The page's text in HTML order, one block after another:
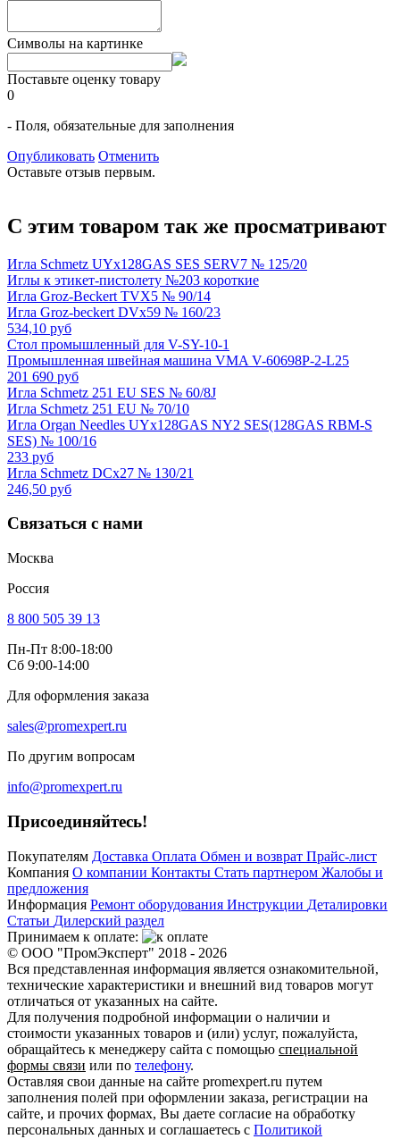
Символы на картинке
Поставьте оценку товару
0
- Поля, обязательные для заполнения
Опубликовать Отменить
Оставьте отзыв первым.
С этим товаром так же просматривают
Игла Schmetz UYx128GAS SES SERV7 № 125/20
Иглы к этикет-пистолету №203 короткие
Игла Groz-Beckert TVX5 № 90/14
Игла Groz-beckert DVx59 № 160/23
534,10 руб
Стол промышленный для V-SY-10-1
Промышленная швейная машина VMA V-60698P-2-L25
201 690 руб
Игла Schmetz 251 EU SES № 60/8J
Игла Schmetz 251 EU № 70/10
Игла Organ Needles UYx128GAS NY2 SES(128GAS RBM-S
SES) № 100/16
233 руб
Игла Schmetz DCx27 № 130/21
246,50 руб
Связаться с нами
Москва
Россия
8 800 505 39 13
Пн-Пт 8:00-18:00
Сб 9:00-14:00
Для оформления заказа
sales@promexpert.ru
По другим вопросам
info@promexpert.ru
Присоединяйтесь!
Покупателям Доставка Оплата Обмен и возврат Прайс-лист
Компания О компании Контакты Стать партнером Жалобы и
предложения
Информация Ремонт оборудования Инструкции Деталировки
Статьи Дилерский раздел
Принимаем к оплате:
© ООО "ПромЭксперт" 2018 - 2026
Вся представленная информация является ознакомительной,
технические характеристики и внешний вид товаров могут
отличаться от указанных на сайте.
Для получения подробной информации о наличии и
стоимости указанных товаров и (или) услуг, пожалуйста,
обращайтесь к менеджеру сайта с помощью специальной
формы связи или по телефону.
Оставляя свои данные на сайте promexpert.ru путем
заполнения полей при оформлении заказа, регистрации на
сайте, и прочих формах, Вы даете согласие на обработку
персональных данных и соглашаетесь с Политикой